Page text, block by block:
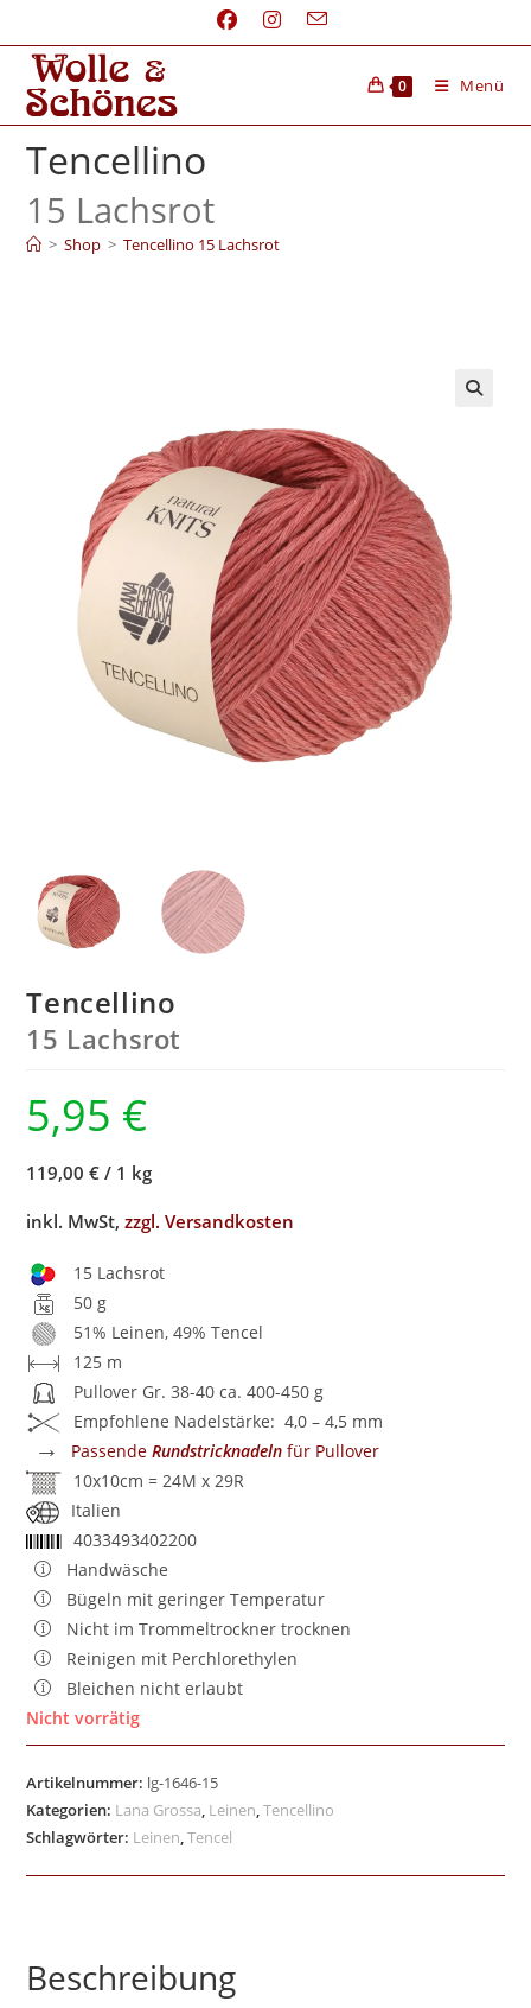
0 Menü
Tencellino
15 Lachsrot
> Shop > Tencellino 15 Lachsrot
Tencellino
15 Lachsrot
5,95 €
119,00 € / 1 kg
inkl. MwSt,zzgl. Versandkosten
15 Lachsrot
50 g
51% Leinen, 49% Tencel
125 m
Pullover Gr. 38-40 ca. 400-450 g
Empfohlene Nadelstärke: 4,0 – 4,5 mm
→ PassendeRundstricknadeln für Pullover
10x10cm = 24M x 29R
Italien
4033493402200
Handwäsche
Bügeln mit geringer Temperatur
Nicht im Trommeltrockner trocknen
Reinigen mit Perchlorethylen
Bleichen nicht erlaubt
Nicht vorrätig
Artikelnummer: lg-1646-15
Kategorien: Lana Grossa, Leinen,Tencellino
Schlagwörter: Leinen,Tencel
Beschreibung